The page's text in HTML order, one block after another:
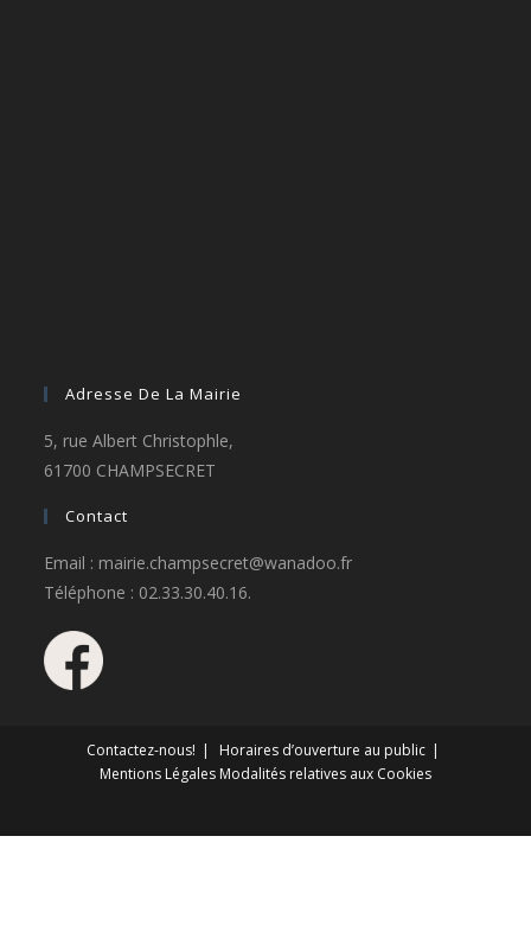
Adresse De La Mairie
5, rue Albert Christophle,
61700 CHAMPSECRET
Contact
Email : mairie.champsecret@wanadoo.fr
Téléphone : 02.33.30.40.16.
Contactez-nous!
Horaires d’ouverture au public
Mentions Légales Modalités relatives aux Cookies